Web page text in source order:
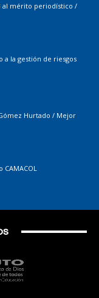
al mérito periodístico /
a la gestión de riesgos
Hurtado / Mejor